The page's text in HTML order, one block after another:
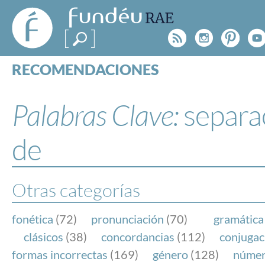
FundéuRAE
- Fundación
del Español
Urgente
Rss
RECOMENDACIONES
ESPECIALES
BLOG
NOTICIAS
FundéuRAE es una fundación patrocinada por la
y la Real Academia Española, cuyo objetivo es
el buen uso del español en los medios de
Internet.
Palabras Clave:
de
Otras categorías
fonética (72) pronunciación (70) gramática
clásicos (38) concordancias (112)
formas incorrectas (169) género (128)